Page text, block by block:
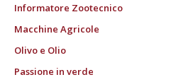
Informatore Zootecnico
Macchine Agricole
Olivo e Olio
Passione in verde